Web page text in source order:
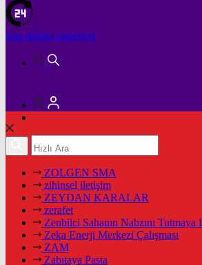
Son dakika haberleri
ZOLGEN SMA
zihinsel iletişim
ZEYDAN KARALAR
zerafet
Zenbilci Sahanın Nabzını
Zeka Enerji Merkezi Çalışması
ZAM
Zabıtaya Pasta